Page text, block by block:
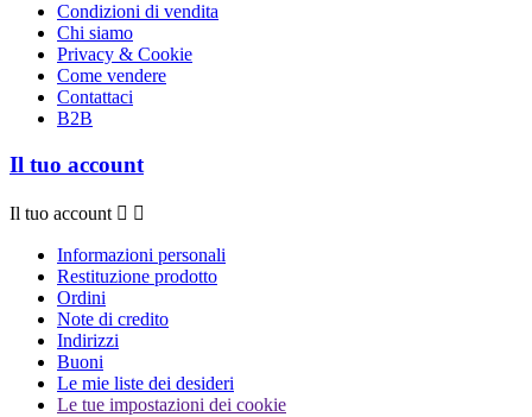
Condizioni di vendita
Chi siamo
Privacy & Cookie
Come vendere
Contattaci
B2B
Il tuo account
Il tuo account  
Informazioni personali
Restituzione prodotto
Ordini
Note di credito
Indirizzi
Buoni
Le mie liste dei desideri
Le tue impostazioni dei cookie